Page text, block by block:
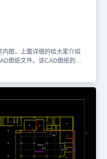
图，上面详细的给大家介绍
图纸文件。该CAD图纸的格
浩辰CAD看图王上无失真放大
，请勿用于商业用途。